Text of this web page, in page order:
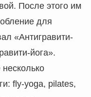
После этого им
для
«Антигравити-
йога».
fly-yoga, pilates,